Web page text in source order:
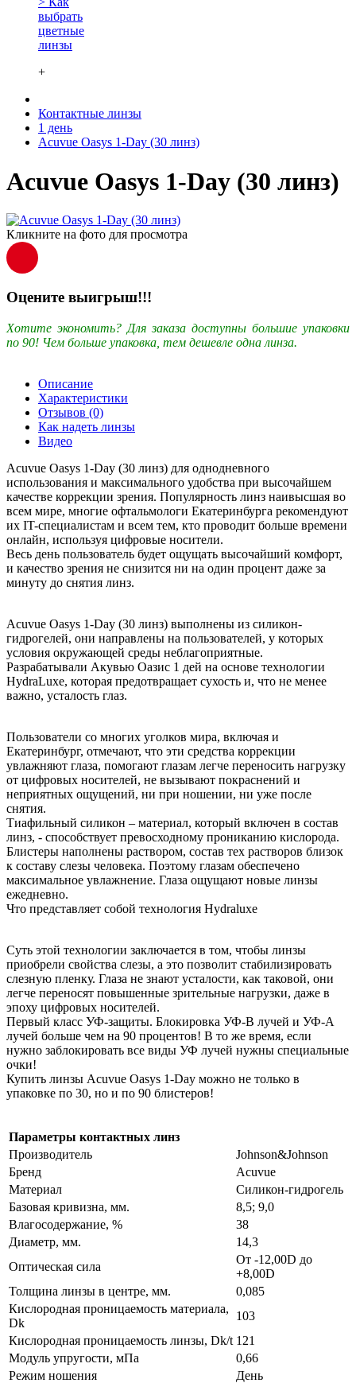
выбрать
цветные
линзы
+
Контактные линзы
1 день
Acuvue Oasys 1-Day (30 линз)
Acuvue Oasys 1-Day (30 линз)
Кликните на фото для просмотра
Оцените выигрыш!!!
Хотите экономить? Для заказа доступны большие упаковки
по 90! Чем больше упаковка, тем дешевле одна линза.
Описание
Характеристики
Отзывов (0)
Как надеть линзы
Видео
Acuvue Oasys 1-Day (30 линз) для однодневного
использования и максимального удобства при высочайшем
качестве коррекции зрения. Популярность линз наивысшая во
всем мире, многие офтальмологи Екатеринбурга рекомендуют
их IT-специалистам и всем тем, кто проводит больше времени
онлайн, используя цифровые носители.
Весь день пользователь будет ощущать высочайший комфорт,
и качество зрения не снизится ни на один процент даже за
минуту до снятия линз.
Acuvue Oasys 1-Day (30 линз) выполнены из силикон-
гидрогелей, они направлены на пользователей, у которых
условия окружающей среды неблагоприятные.
Разрабатывали Акувью Оазис 1 дей на основе технологии
HydraLuxe, которая предотвращает сухость и, что не менее
важно, усталость глаз.
Пользователи со многих уголков мира, включая и
Екатеринбург, отмечают, что эти средства коррекции
увлажняют глаза, помогают глазам легче переносить нагрузку
от цифровых носителей, не вызывают покраснений и
неприятных ощущений, ни при ношении, ни уже после
снятия.
Тиафильный силикон – материал, который включен в состав
линз, - способствует превосходному прониканию кислорода.
Блистеры наполнены раствором, состав тех растворов близок
к составу слезы человека. Поэтому глазам обеспечено
максимальное увлажнение. Глаза ощущают новые линзы
ежедневно.
Что представляет собой технология Hydraluxe
Суть этой технологии заключается в том, чтобы линзы
приобрели свойства слезы, а это позволит стабилизировать
слезную пленку. Глаза не знают усталости, как таковой, они
легче переносят повышенные зрительные нагрузки, даже в
эпоху цифровых носителей.
Первый класс УФ-защиты. Блокировка УФ-В лучей и УФ-А
лучей больше чем на 90 процентов! В то же время, если
нужно заблокировать все виды УФ лучей нужны специальные
очки!
Купить линзы Acuvue Oasys 1-Day можно не только в
упаковке по 30, но и по 90 блистеров!
Параметры контактных линз
Производитель
Johnson&Johnson
Бренд
Acuvue
Материал
Силикон-гидрогель
Базовая кривизна, мм.
8,5; 9,0
Влагосодержание, %
38
Диаметр, мм.
14,3
Оптическая сила
От -12,00D до
+8,00D
Толщина линзы в центре, мм.
0,085
Кислородная проницаемость материала,
Dk
103
Кислородная проницаемость линзы, Dk/t 121
Модуль упругости, мПа
0,66
Режим ношения
День